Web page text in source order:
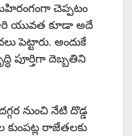
చెప్పటం
యువత కూడా అదే
పెట్టారు. అందుకే
పూర్తిగా దెబ్బతిని
నుంచి నేటి దొడ్డ
రాజేతలకు